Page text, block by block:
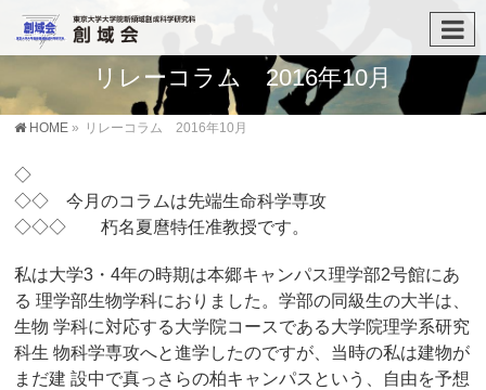
リレーコラム 2016年10月
HOME » リレーコラム 2016年10月
◇
◇◇ 今月のコラムは先端生命科学専攻
◇◇◇ 朽名夏麿特任准教授です。
私は大学3・4年の時期は本郷キャンパス理学部2号館にあ
る 理学部生物学科におりました。学部の同級生の大半は、
生物 学科に対応する大学院コースである大学院理学系研究
科生 物科学専攻へと進学したのですが、当時の私は建物が
まだ建 設中で真っさらの柏キャンパスという、自由を予想